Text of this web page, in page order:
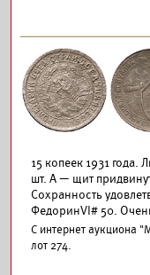
15 копеек 1931 года.
шт. А — щит
Сохранность
ФедоринVI# 50.
С интернет аукциона
лот 274.